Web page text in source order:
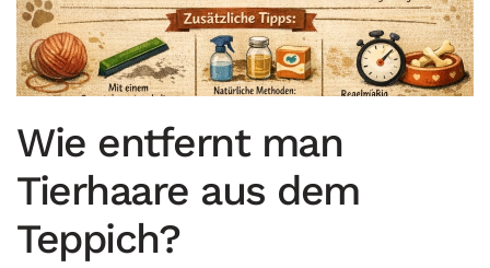
Wie entfernt man
Tierhaare aus dem
Teppich?